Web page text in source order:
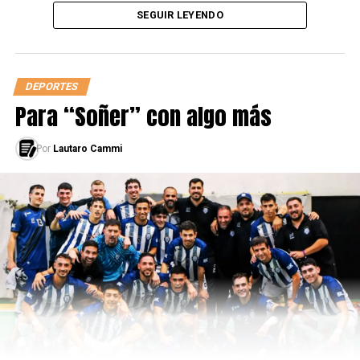
SEGUIR LEYENDO
DEPORTES
Para “Soñer” con algo más
Por Lautaro Cammi